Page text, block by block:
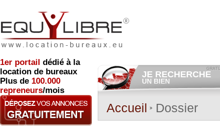
1er portail dédié à la
location de bureaux
Plus de 100.000
repreneurs/mois
JE RECHERCHE
UN BIEN
Consulter gratuitementles
Et/ou déposer
gratuitement
votre recherche de bien.
RECHERCHER UNE
Accueil Dossier